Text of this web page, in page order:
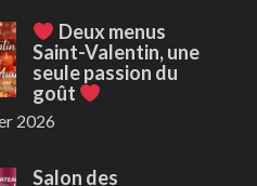
Deux menus
Saint-Valentin, une
seule passion du
goût
2026
Salon des